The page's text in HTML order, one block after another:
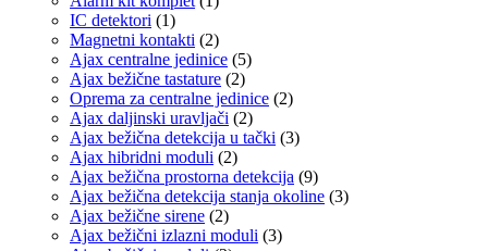
IC detektori (1)
Magnetni kontakti (2)
Ajax centralne jedinice (5)
Ajax bežične tastature (2)
Oprema za centralne jedinice (2)
Ajax daljinski uravljači (2)
Ajax bežična detekcija u tački (3)
Ajax hibridni moduli (2)
Ajax bežična prostorna detekcija (9)
Ajax bežična detekcija stanja okoline (3)
Ajax bežične sirene (2)
Ajax bežični izlazni moduli (3)